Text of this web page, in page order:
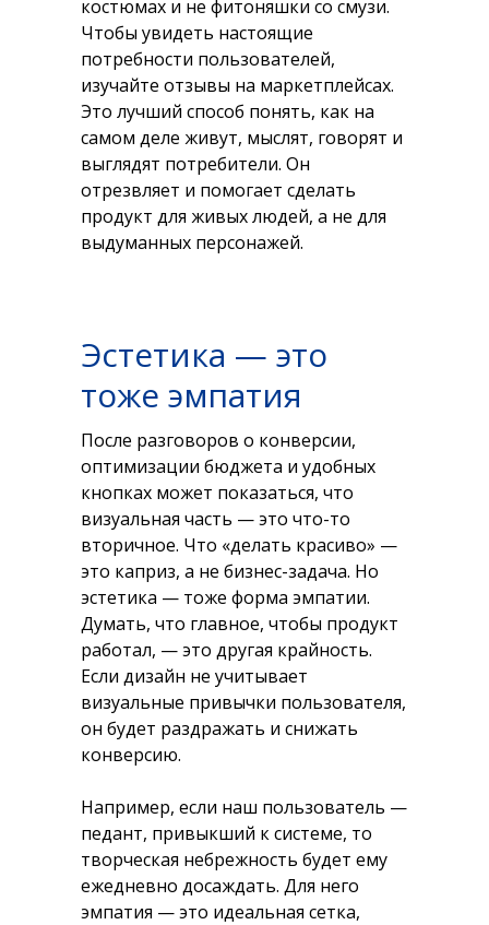
костюмах и не фитоняшки со смузи.
Чтобы увидеть настоящие
потребности пользователей,
изучайте отзывы на маркетплейсах.
Это лучший способ понять, как на
самом деле живут, мыслят, говорят и
выглядят потребители. Он
отрезвляет и помогает сделать
продукт для живых людей, а не для
выдуманных персонажей.
Эстетика — это
тоже эмпатия
После разговоров о конверсии,
оптимизации бюджета и удобных
кнопках может показаться, что
визуальная часть — это что-то
вторичное. Что «делать красиво» —
это каприз, а не бизнес-задача. Но
эстетика — тоже форма эмпатии.
Думать, что главное, чтобы продукт
работал, — это другая крайность.
Если дизайн не учитывает
визуальные привычки пользователя,
он будет раздражать и снижать
конверсию.
Например, если наш пользователь —
педант, привыкший к системе, то
творческая небрежность будет ему
ежедневно досаждать. Для него
эмпатия — это идеальная сетка,